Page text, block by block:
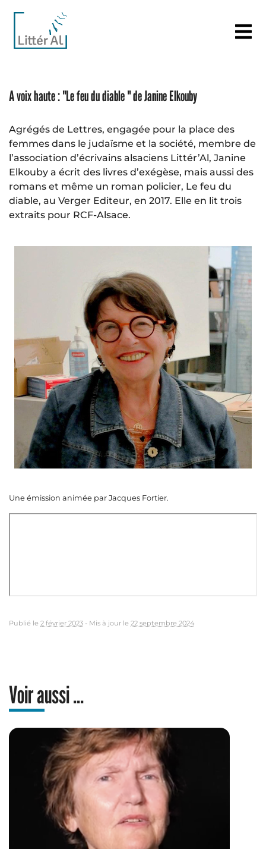
A voix haute : "Le feu du diable " de Janine Elkouby
Agrégés de Lettres, engagée pour la place des
femmes dans le judaïsme et la société, membre de
l’association d’écrivains alsaciens Littér’Al, Janine
Elkouby a écrit des livres d’exégèse, mais aussi des
romans et même un roman policier, Le feu du
diable, au Verger Editeur, en 2017. Elle en lit trois
extraits pour RCF-Alsace.
Une émission animée par Jacques Fortier.
Publié le 2 février 2023 - Mis à jour le 22 septembre 2024
Voir aussi ...